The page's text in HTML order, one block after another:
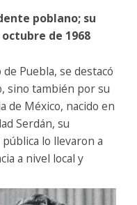
poblano; su
de 1968
Puebla, se destacó
sino también por su
de México, nacido en
Serdán, su
lo llevaron a
a nivel local y